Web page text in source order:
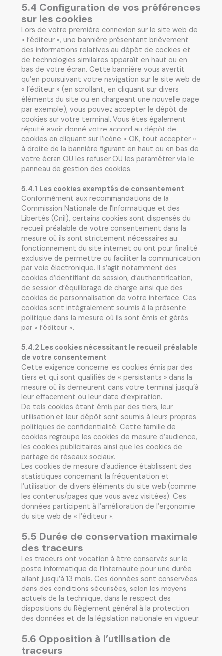
5.4 Configuration de vos préférences
sur les cookies
Lors de votre première connexion sur le site web de
« l’éditeur », une bannière présentant brièvement
des informations relatives au dépôt de cookies et
de technologies similaires apparaît en haut ou en
bas de votre écran. Cette bannière vous avertit
qu’en poursuivant votre navigation sur le site web de
« l’éditeur » (en scrollant, en cliquant sur divers
éléments du site ou en chargeant une nouvelle page
par exemple), vous pouvez accepter le dépôt de
cookies sur votre terminal. Vous êtes également
réputé avoir donné votre accord au dépôt de
cookies en cliquant sur l’icône « OK, tout accepter »
à droite de la bannière figurant en haut ou en bas de
votre écran OU les refuser OU les paramétrer via le
panneau de gestion des cookies.
5.4.1 Les cookies exemptés de consentement
Conformément aux recommandations de la
Commission Nationale de l’Informatique et des
Libertés (Cnil), certains cookies sont dispensés du
recueil préalable de votre consentement dans la
mesure où ils sont strictement nécessaires au
fonctionnement du site internet ou ont pour finalité
exclusive de permettre ou faciliter la communication
par voie électronique. Il s’agit notamment des
cookies d’identifiant de session, d’authentification,
de session d’équilibrage de charge ainsi que des
cookies de personnalisation de votre interface. Ces
cookies sont intégralement soumis à la présente
politique dans la mesure où ils sont émis et gérés
par « l’éditeur ».
5.4.2 Les cookies nécessitant le recueil préalable
de votre consentement
Cette exigence concerne les cookies émis par des
tiers et qui sont qualifiés de « persistants » dans la
mesure où ils demeurent dans votre terminal jusqu’à
leur effacement ou leur date d’expiration.
De tels cookies étant émis par des tiers, leur
utilisation et leur dépôt sont soumis à leurs propres
politiques de confidentialité. Cette famille de
cookies regroupe les cookies de mesure d’audience,
les cookies publicitaires ainsi que les cookies de
partage de réseaux sociaux.
Les cookies de mesure d’audience établissent des
statistiques concernant la fréquentation et
l’utilisation de divers éléments du site web (comme
les contenus/pages que vous avez visitées). Ces
données participent à l’amélioration de l’ergonomie
du site web de « l’éditeur ».
5.5 Durée de conservation maximale
des traceurs
Les traceurs ont vocation à être conservés sur le
poste informatique de l’Internaute pour une durée
allant jusqu’à 13 mois. Ces données sont conservées
dans des conditions sécurisées, selon les moyens
actuels de la technique, dans le respect des
dispositions du Règlement général à la protection
des données et de la législation nationale en vigueur.
5.6 Opposition à l’utilisation de
traceurs